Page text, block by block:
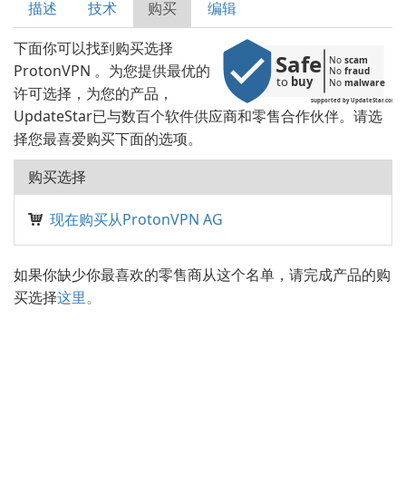
描述 技术 购买 编辑
supported by UpdateStar.com
Safe
to buy
No scam
No fraud
No malware
下面你可以找到购买选择
ProtonVPN 。为您提供最优的
许可选择，为您的产品，
UpdateStar已与数百个软件供应商和零售合作伙伴。请选
择您最喜爱购买下面的选项。
购买选择
现在购买从ProtonVPN AG
如果你缺少你最喜欢的零售商从这个名单，请完成产品的购
买选择这里。